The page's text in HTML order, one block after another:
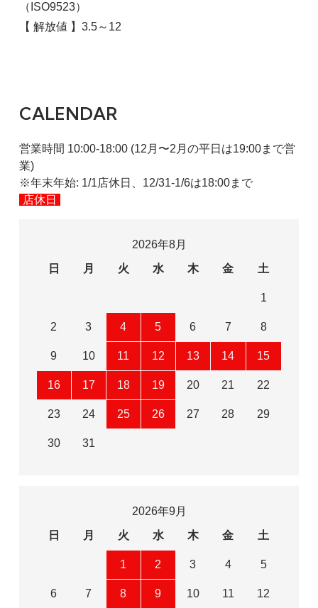
（ISO9523）
【 解放値 】3.5～12
CALENDAR
営業時間 10:00-18:00 (12月〜2月の平日は19:00まで営
業)
※年末年始: 1/1店休日、12/31-1/6は18:00まで
店休日
2026年8月
日
月 火 水 木 金 土
1
2 3 4 5 6 7 8
9 10 11 12 13 14 15
16 17 18 19 20 21 22
23 24 25 26 27 28 29
30 31
2026年9月
日
月 火 水 木 金 土
1 2 3 4 5
6 7 8 9 10 11 12